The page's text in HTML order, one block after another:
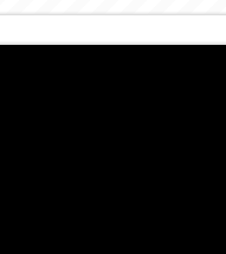
Android Podcast